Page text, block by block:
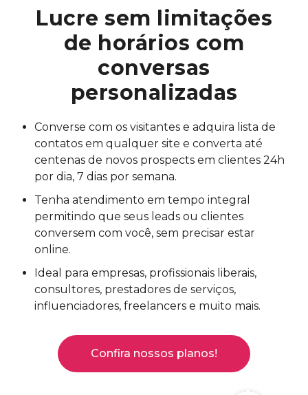
Lucre sem limitações
de horários com
conversas
personalizadas
Converse com os visitantes e adquira lista de
contatos em qualquer site e converta até
centenas de novos prospects em clientes 24h
por dia, 7 dias por semana.
Tenha atendimento em tempo integral
permitindo que seus leads ou clientes
conversem com você, sem precisar estar
online.
Ideal para empresas, profissionais liberais,
consultores, prestadores de serviços,
influenciadores, freelancers e muito mais.
Confira nossos planos!